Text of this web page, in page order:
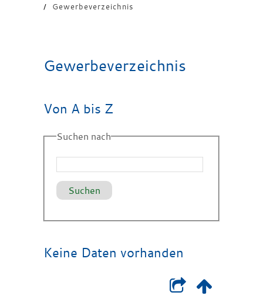
/
Gewerbeverzeichnis
Gewerbeverzeichnis
Von A bis Z
Suchen nach
Keine Daten vorhanden